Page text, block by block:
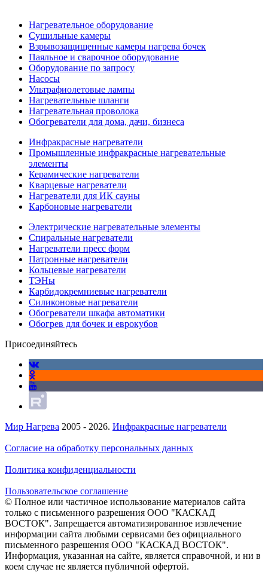
Нагревательное оборудование
Сушильные камеры
Взрывозащищенные камеры нагрева бочек
Паяльное и сварочное оборудование
Оборудование по запросу
Насосы
Ультрафиолетовые лампы
Нагревательные шланги
Нагревательная проволока
Обогреватели для дома, дачи, бизнеса
Инфракрасные нагреватели
Промышленные инфракрасные нагревательные
элементы
Керамические нагреватели
Кварцевые нагреватели
Нагреватели для ИК сауны
Карбоновые нагреватели
Электрические нагревательные элементы
Спиральные нагреватели
Нагреватели пресс форм
Патронные нагреватели
Кольцевые нагреватели
ТЭНы
Карбидокремниевые нагреватели
Силиконовые нагреватели
Обогреватели шкафа автоматики
Обогрев для бочек и еврокубов
Присоединяйтесь
Мир Нагрева 2005 - 2026. Инфракрасные нагреватели
Согласие на обработку персональных данных
Политика конфиденциальности
Пользовательское соглашение
© Полное или частичное использование материалов сайта
только с письменного разрешения ООО "КАСКАД
ВОСТОК". Запрещается автоматизированное извлечение
информации сайта любыми сервисами без официального
письменного разрешения ООО "КАСКАД ВОСТОК".
Информация, указанная на сайте, является справочной, и ни в
коем случае не является публичной офертой.